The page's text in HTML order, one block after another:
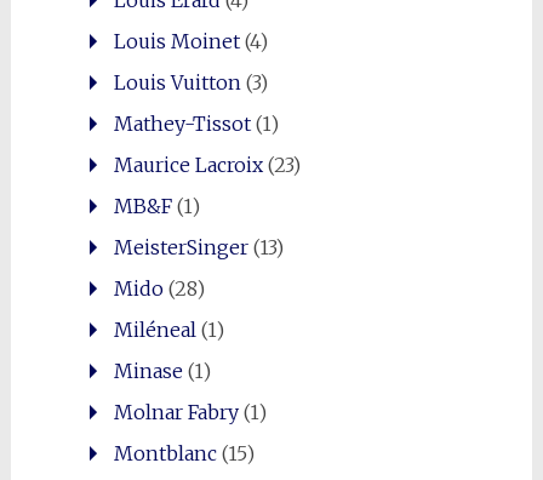
Louis Moinet(4)
Louis Vuitton (3)
Mathey-Tissot(1)
Maurice Lacroix(23)
MB&F(1)
MeisterSinger(13)
Mido(28)
Miléneal (1)
Minase(1)
Molnar Fabry(1)
Montblanc(15)